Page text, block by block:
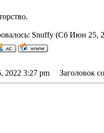
Snuffy (Сб Июн 25,
2022 3:27 pm Заголовок